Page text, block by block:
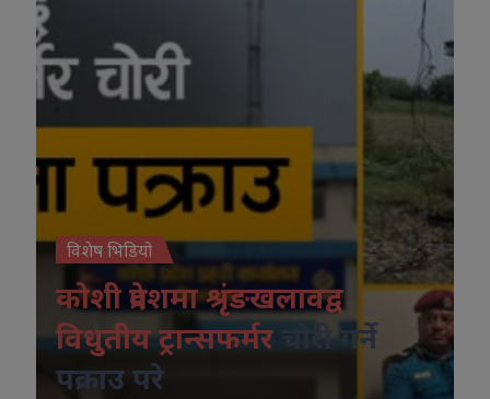
विशेष भिडियो
कोशी प्रदेशमा श्रृंङखलावद्व
विधुतीय ट्रान्सफर्मर
चोरी गर्ने
पक्राउ परे